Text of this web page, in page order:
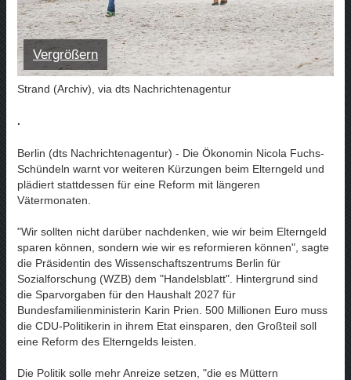
Vergrößern
Strand (Archiv), via dts Nachrichtenagentur
.
Berlin (dts Nachrichtenagentur) - Die Ökonomin Nicola Fuchs-
Schündeln warnt vor weiteren Kürzungen beim Elterngeld und
plädiert stattdessen für eine Reform mit längeren
Vätermonaten.
"Wir sollten nicht darüber nachdenken, wie wir beim Elterngeld
sparen können, sondern wie wir es reformieren können", sagte
die Präsidentin des Wissenschaftszentrums Berlin für
Sozialforschung (WZB) dem "Handelsblatt". Hintergrund sind
die Sparvorgaben für den Haushalt 2027 für
Bundesfamilienministerin Karin Prien. 500 Millionen Euro muss
die CDU-Politikerin in ihrem Etat einsparen, den Großteil soll
eine Reform des Elterngelds leisten.
Die Politik solle mehr Anreize setzen, "die es Müttern